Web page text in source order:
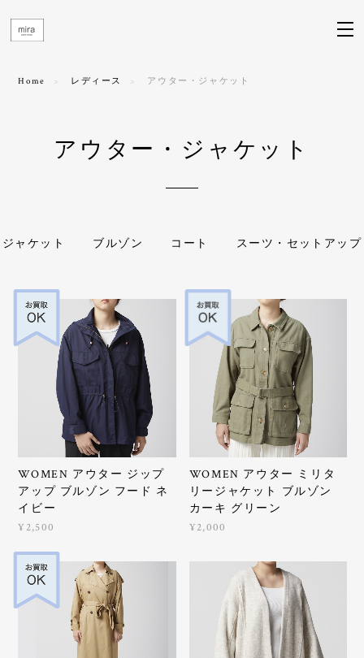
Home レディース アウター・ジャケット
アウター・ジャケット
ジャケット ブルゾン コート スーツ・セットアップ
WOMEN アウター ジップ
アップ ブルゾン フード ネ
イビー
¥2,500
WOMEN アウター ミリタ
リージャケット ブルゾン
カーキ グリーン
¥2,000